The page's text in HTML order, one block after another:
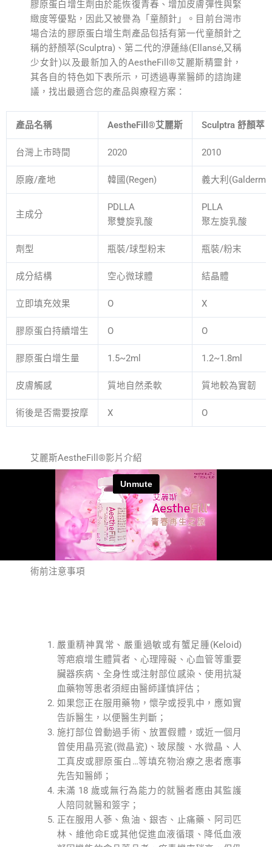
膠原蛋白增生劑由於能恢復青春、增加皮膚彈性與緊
緻度等優點，因此又被譽為「童顏針」。目前台灣市
場合法的膠原蛋白增生劑產品包括有第一代童顏針之
稱的舒顏萃(Sculptra)、第二代的洢蓮絲(Ellansé,又稱
少女針)以及最新加入的AestheFill®艾麗斯精靈針，
其各自的特色如下表所示，可透過專業醫師的諮詢建
議，找出最適合您的產品與療程方案：
產品名稱 AestheFill®艾麗斯 Sculptra 舒顏萃
台灣上市時間 2020 2010
原廠/產地 韓國(Regen) 義大利
主成分
PDLLA
聚雙旋乳酸
PLLA
聚左旋乳酸
劑型 瓶裝/球型粉末 瓶裝/粉末
成分結構 空⼼微球體 結晶體
⽴即填充效果 O X
膠原蛋白持續增生 O O
膠原蛋白增生量 1.5~2ml 1.2~1.8ml
皮膚觸感 質地自然柔軟 質地較為實韌
術後是否需要按摩 X O
艾麗斯AestheFill®影片介紹
術前注意事項
嚴重精神異常、嚴重過敏或有蟹足腫(Keloid)
等疤痕增生體質者、心理障礙、心血管等重要
臟器疾病、全身性或注射部位感染、使用抗凝
血藥物等患者須經由醫師謹慎評估；
如果您正在服用藥物，懷孕或授乳中，應如實
告訴醫生，以便醫生判斷；
施打部位曾動過手術、放置假體，或近一個月
曾使用晶亮瓷(微晶瓷)、玻尿酸、水微晶、人
工真皮或膠原蛋白…等填充物治療之患者應事
先告知醫師；
未滿 18 歲或無行為能力的就醫者應由其監護
人陪同就醫和簽字；
正在服用人蔘、魚油、銀杏、止痛藥、阿司匹
林、維他命E或其他促進血液循環、降低血液